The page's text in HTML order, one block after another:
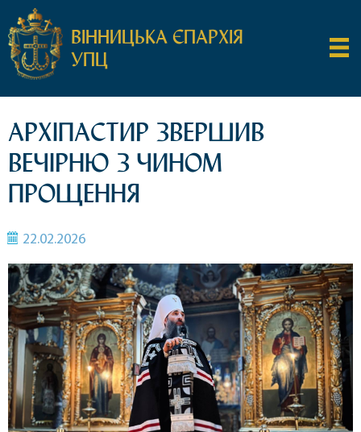
ВІННИЦЬКА ЄПАРХІЯ
УПЦ
АРХІПАСТИР ЗВЕРШИВ
ВЕЧІРНЮ З ЧИНОМ
ПРОЩЕННЯ
22.02.2026